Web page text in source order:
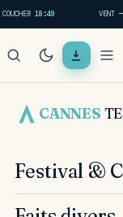
COUCHER18:49 VENT —
CANNES
Festival &